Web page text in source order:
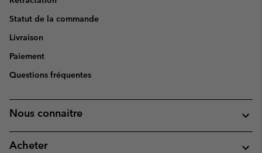
Statut de la commande
Livraison
Paiement
Questions fréquentes
Nous connaitre
Acheter